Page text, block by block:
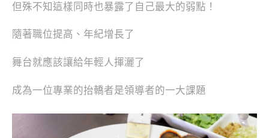
但殊不知這樣同時也暴露了自己最大的弱點！
隨著職位提高、年紀增長了
舞台就應該讓給年輕人揮灑了
成為一位專業的抬轎者是領導者的一大課題